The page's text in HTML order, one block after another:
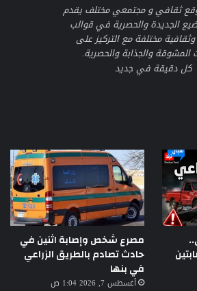
ثقافي و مجتمعي مختلف يقدم
الجديدة والحصرية في قوالب
مختلفة مع التركيز على
المشوقة والجذابة والحصرية.
كل دقيقة في جديد
مصرع شخص وإصابة اثنين في
حادث تصادم بالطريق الزراعي
في بنها
أغسطس 7, 2026 1:04 ص